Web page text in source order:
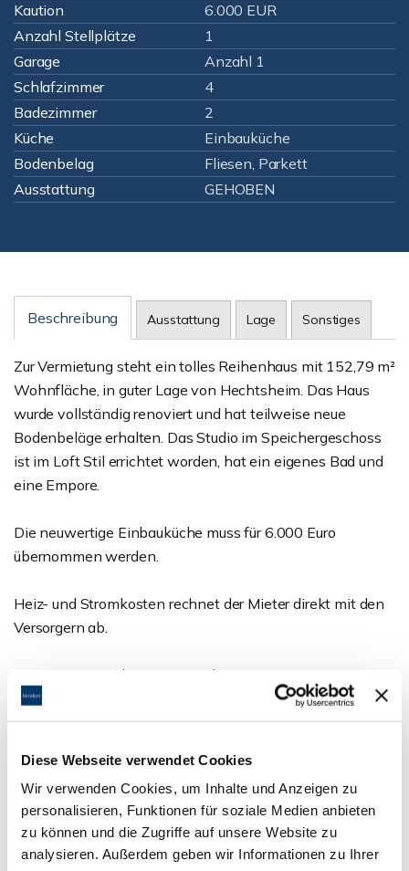
Diese Webseite verwendet Cookies
Wir verwenden Cookies, um Inhalte und Anzeigen zu
personalisieren, Funktionen für soziale Medien anbieten
zu können und die Zugriffe auf unsere Website zu
analysieren. Außerdem geben wir Informationen zu Ihrer
Kaution
6.000 EUR
Anzahl Stellplätze
1
Garage
Anzahl 1
Schlafzimmer
4
Badezimmer
2
Küche
Einbauküche
Bodenbelag
Fliesen, Parkett
Ausstattung
GEHOBEN
Beschreibung Ausstattung Lage Sonstiges
Zur Vermietung steht ein tolles Reihenhaus mit 152,79 m²
Wohnfläche, in guter Lage von Hechtsheim. Das Haus
wurde vollständig renoviert und hat teilweise neue
Bodenbeläge erhalten. Das Studio im Speichergeschoss
ist im Loft Stil errichtet worden, hat ein eigenes Bad und
eine Empore.
Die neuwertige Einbauküche muss für 6.000 Euro
übernommen werden.
Heiz- und Stromkosten rechnet der Mieter direkt mit den
Versorgern ab.
Energieausweis liegt zur Besichtigung vor.
Telefon: 06071 - 391 99 77
Telefax: 06071 - 391 99 79
g.altmann@terrakon.de